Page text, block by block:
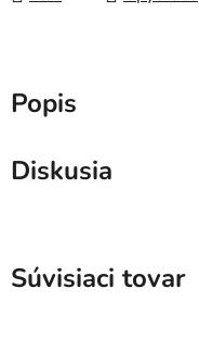
Popis
Diskusia
Súvisiaci tovar